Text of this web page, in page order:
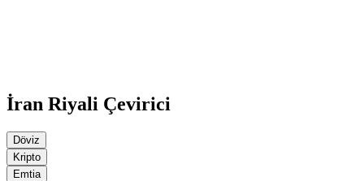
İran Riyali Çevirici
Döviz
Kripto
Emtia